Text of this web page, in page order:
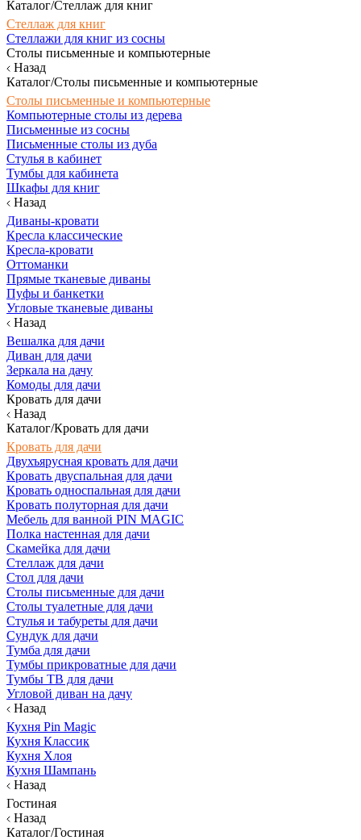
Каталог/Стеллаж для книг
Стеллаж для книг
Стеллажи для книг из сосны
Столы письменные и компьютерные
Назад
Каталог/Столы письменные и компьютерные
Столы письменные и компьютерные
Компьютерные столы из дерева
Письменные из сосны
Письменные столы из дуба
Стулья в кабинет
Тумбы для кабинета
Шкафы для книг
Назад
Диваны-кровати
Кресла классические
Кресла-кровати
Оттоманки
Прямые тканевые диваны
Пуфы и банкетки
Угловые тканевые диваны
Назад
Вешалка для дачи
Диван для дачи
Зеркала на дачу
Комоды для дачи
Кровать для дачи
Назад
Каталог/Кровать для дачи
Кровать для дачи
Двухъярусная кровать для дачи
Кровать двуспальная для дачи
Кровать односпальная для дачи
Кровать полуторная для дачи
Мебель для ванной PIN MAGIC
Полка настенная для дачи
Скамейка для дачи
Стеллаж для дачи
Стол для дачи
Столы письменные для дачи
Столы туалетные для дачи
Стулья и табуреты для дачи
Сундук для дачи
Тумба для дачи
Тумбы прикроватные для дачи
Тумбы ТВ для дачи
Угловой диван на дачу
Назад
Кухня Pin Magic
Кухня Классик
Кухня Хлоя
Кухня Шампань
Назад
Гостиная
Назад
Каталог/Гостиная